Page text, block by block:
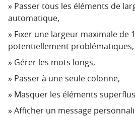
Passer tous les éléments de
automatique,
Fixer une largeur maximale de
potentiellement problématiques,
Gérer les mots longs,
Passer à une seule colonne,
Masquer les éléments
Afficher un message